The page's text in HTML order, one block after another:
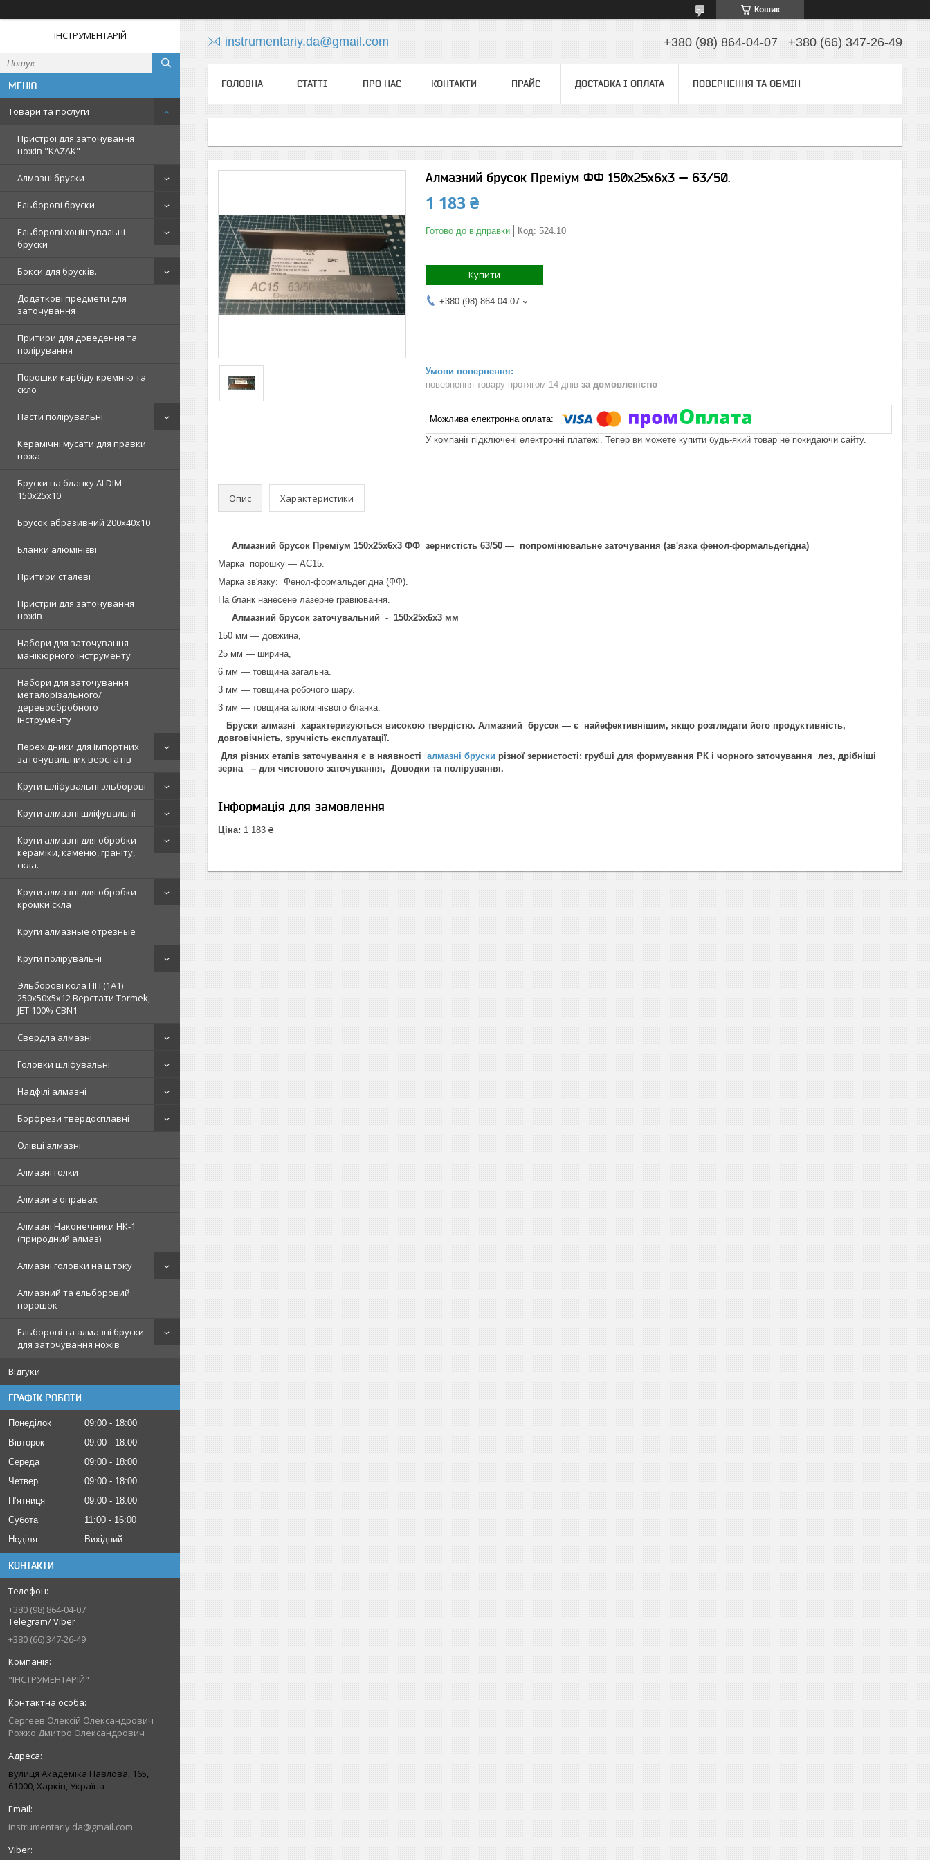
Кошик
ІНСТРУМЕНТАРІЙ
Товари та послуги
Пристрої для заточування
ножів "KAZAK"
Алмазні бруски
Ельборові бруски
Ельборові хонінгувальні
бруски
Бокси для брусків.
Додаткові предмети для
заточування
Притири для доведення та
полірування
Порошки карбіду кремнію та
скло
Пасти полірувальні
Керамічні мусати для правки
ножа
Бруски на бланку ALDIM
150х25х10
Брусок абразивний 200х40х10
Бланки алюмінієві
Притири сталеві
Пристрій для заточування
ножів
Набори для заточування
манікюрного інструменту
Набори для заточування
металорізального/
деревообробного
інструменту
Перехідники для імпортних
заточувальних верстатів
Круги шліфувальні эльборові
Круги алмазні шліфувальні
Круги алмазні для обробки
кераміки, каменю, граніту,
скла.
Круги алмазні для обробки
кромки скла
Круги алмазные отрезные
Круги полірувальні
Эльборові кола ПП (1А1)
250х50х5х12 Верстати Tormek,
JET 100% СВN1
Свердла алмазні
Головки шліфувальні
Надфілі алмазні
Борфрези твердосплавні
Олівці алмазні
Алмазні голки
Алмази в оправах
Алмазні Наконечники НК-1
(природний алмаз)
Алмазні головки на штоку
Алмазний та ельборовий
порошок
Ельборові та алмазні бруски
для заточування ножів
Відгуки
ГРАФІК РОБОТИ
Понеділок 09:00
18:00
Вівторок
09:00
18:00
Середа
09:00
18:00
Четвер
09:00
18:00
Пʼятниця
09:00
18:00
Субота
11:00
16:00
Неділя
Вихідний
КОНТАКТИ
+380 (98) 864-04-07
Telegram/ Viber
+380 (66) 347-26-49
"ІНСТРУМЕНТАРІЙ"
Сергеев Олексій Олександрович
Рожко Дмитро Олександрович
вулиця Академіка Павлова, 165,
61000, Харків, Україна
instrumentariy.da@gmail.com
instrumentariy.da@gmail.com +380 (98) 864-04-07 +380 (66) 347-26-49
ГОЛОВНА СТАТТІ ПРО НАС КОНТАКТИ ПРАЙС ДОСТАВКА І ОПЛАТА ПОВЕРНЕННЯ ТА ОБМІН
Алмазний брусок Преміум ФФ 150х25х6х3 — 63/50.
1 183 ₴
Готово до відправки Код: 524.10
Купити
+380 (98) 864-04-07
повернення товару протягом 14 днів за домовленістю
У компанії підключені електронні платежі. Тепер ви можете купити будь-який товар не покидаючи сайту.
Опис Характеристики
Алмазний брусок Преміум 150х25х6х3 ФФ зернистість 63/50 — попромінювальне заточування (зв'язка фенол-формальдегідна)
Марка порошку — АС15.
Марка зв'язку: Фенол-формальдегідна (ФФ).
На бланк нанесене лазерне гравіювання.
Алмазний брусок заточувальний - 150х25х6х3 мм
150 мм — довжина,
25 мм — ширина,
6 мм — товщина загальна.
3 мм — товщина робочого шару.
3 мм — товщина алюмінієвого бланка.
Бруски алмазні характеризуються високою твердістю. Алмазний брусок — є найефективнішим, якщо розглядати його продуктивність,
довговічність, зручність експлуатації.
Для різних етапів заточування є в наявності алмазні бруски різної зернистості: грубші для формування РК і чорного заточування лез, дрібніші
зерна – для чистового заточування, Доводки та полірування.
Інформація для замовлення
Ціна: 1 183 ₴